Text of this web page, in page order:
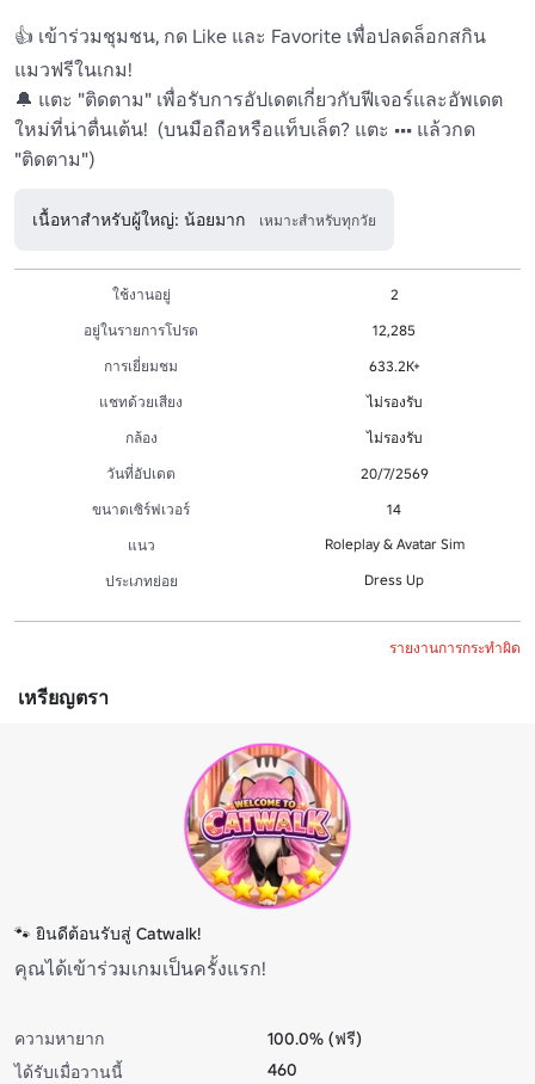
👍 เข้าร่วมชุมชน, กด Like และ Favorite เพื่อปลดล็อกสกิน
แมวฟรีในเกม!
🔔 แตะ "ติดตาม" เพื่อรับการอัปเดตเกี่ยวกับฟีเจอร์และอัพเดต
ใหม่ที่น่าตื่นเต้น!  (บนมือถือหรือแท็บเล็ต? แตะ ••• แล้วกด
"ติดตาม")
เนื้อหาสำหรับผู้ใหญ่: น้อยมาก เหมาะสำหรับทุกวัย
ใช้งานอยู่
2
อยู่ในรายการโปรด
12,285
การเยี่ยมชม
633.2K+
แชทด้วยเสียง
ไม่รองรับ
กล้อง
ไม่รองรับ
วันที่อัปเดต
20/7/2569
ขนาดเซิร์ฟเวอร์
14
แนว
Roleplay & Avatar Sim
ประเภทย่อย Dress Up
รายงานการกระทำผิด
เหรียญตรา
🐾 ยินดีต้อนรับสู่ Catwalk!
คุณได้เข้าร่วมเกมเป็นครั้งแรก!
ความหายาก
100.0% (ฟรี)
ได้รับเมื่อวานนี้
460